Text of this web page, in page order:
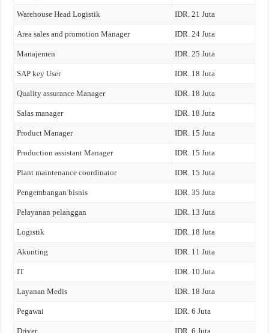
Warehouse Head Logistik IDR. 21 Juta
Area sales and promotion Manager IDR. 24 Juta
Manajemen IDR. 25 Juta
SAP key User IDR. 18 Juta
Quality assurance Manager IDR. 18 Juta
Salas manager IDR. 18 Juta
Product Manager IDR. 15 Juta
Production assistant Manager IDR. 15 Juta
Plant maintenance coordinator IDR. 15 Juta
Pengembangan bisnis IDR. 35 Juta
Pelayanan pelanggan IDR. 13 Juta
Logistik IDR. 18 Juta
Akunting IDR. 11 Juta
IT IDR. 10 Juta
Layanan Medis IDR. 18 Juta
Pegawai IDR. 6 Juta
Driver IDR. 6 Juta